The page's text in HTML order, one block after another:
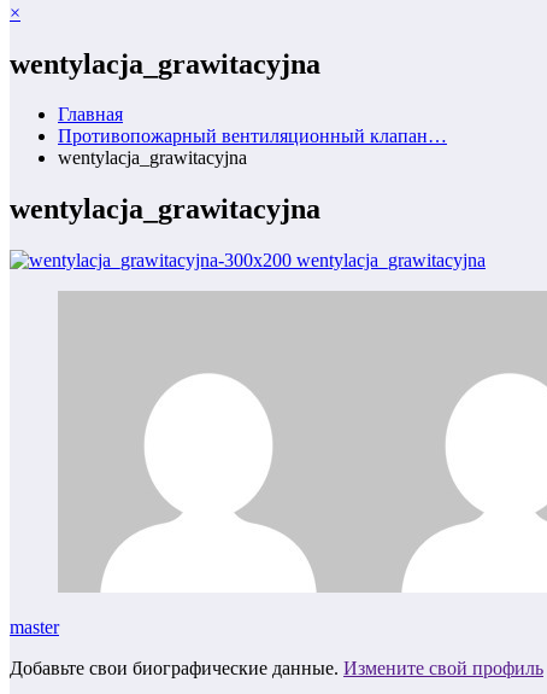
×
wentylacja_grawitacyjna
Главная
Противопожарный вентиляционный клапан…
wentylacja_grawitacyjna
wentylacja_grawitacyjna
master
Добавьте свои биографические данные. Измените свой профиль